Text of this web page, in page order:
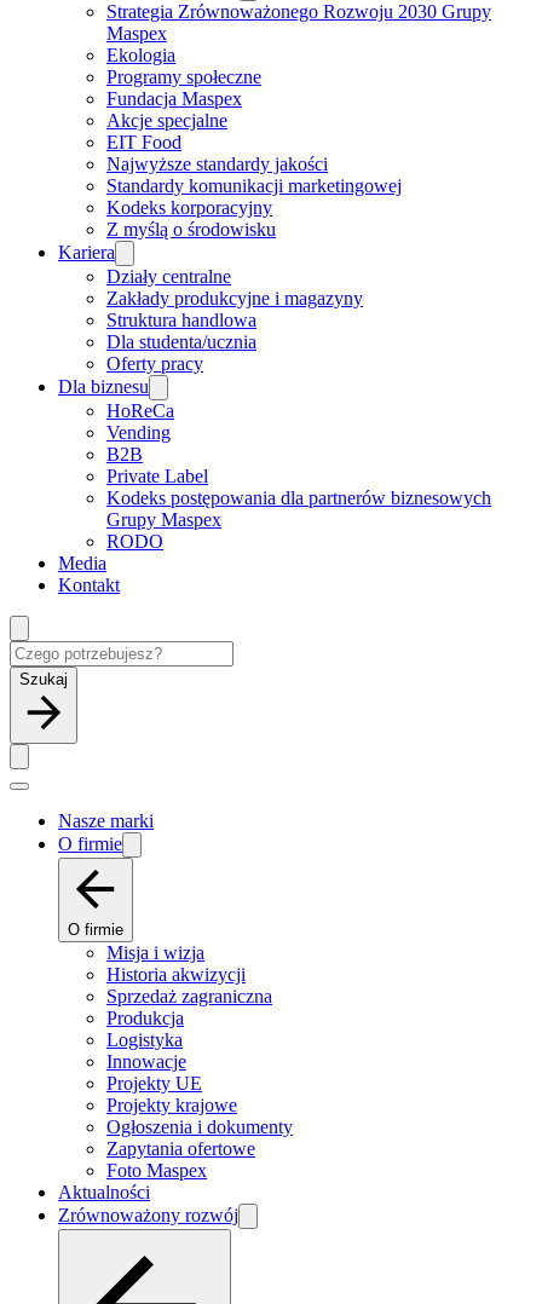
Strategia Zrównoważonego Rozwoju 2030 Grupy
Maspex
Ekologia
Programy społeczne
Fundacja Maspex
Akcje specjalne
EIT Food
Najwyższe standardy jakości
Standardy komunikacji marketingowej
Kodeks korporacyjny
Z myślą o środowisku
Kariera
Działy centralne
Zakłady produkcyjne i magazyny
Struktura handlowa
Dla studenta/ucznia
Oferty pracy
Dla biznesu
HoReCa
Vending
B2B
Private Label
Kodeks postępowania dla partnerów biznesowych
Grupy Maspex
RODO
Media
Kontakt
Szukaj
Nasze marki
O firmie
O firmie
Misja i wizja
Historia akwizycji
Sprzedaż zagraniczna
Produkcja
Logistyka
Innowacje
Projekty UE
Projekty krajowe
Ogłoszenia i dokumenty
Zapytania ofertowe
Foto Maspex
Aktualności
Zrównoważony rozwój